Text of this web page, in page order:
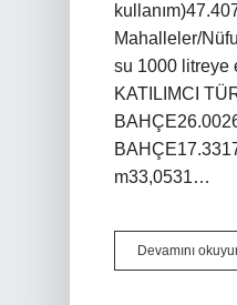
Mahalleler/
su 1000 litreye
KATILIMCI
m33,0531…
Devamını